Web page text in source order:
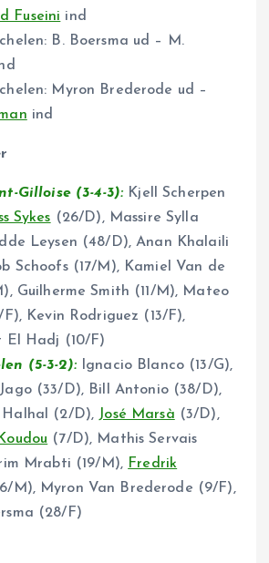
Fuseini ind
B. Boersma ud – M.
Myron Brederode ud –
ind
Gilloise (3-4-3): Kjell Scherpen
Sykes (26/D), Massire Sylla
Leysen (48/D), Anan Khalaili
Schoofs (17/M), Kamiel Van de
Guilherme Smith (11/M), Mateo
Kevin Rodriguez (13/F),
El Hadj (10/F)
(5-3-2):Ignacio Blanco (13/G),
(33/D), Bill Antonio (38/D),
Halhal (2/D), José Marsà (3/D),
(7/D), Mathis Servais
Mrabti (19/M), Fredrik
M), Myron Van Brederode (9/F),
(28/F)